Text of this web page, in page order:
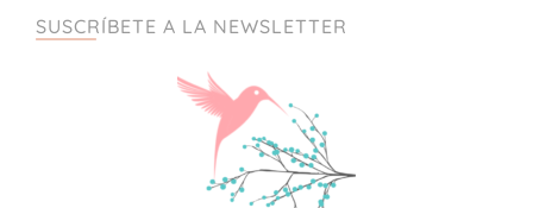
SUSCRÍBETE A LA NEWSLETTER